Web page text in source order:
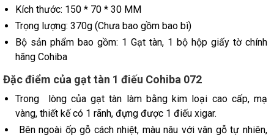
Kích thước: 150 * 70 * 30 MM
Trọng lượng: 370g (Chưa bao gồm bao bì)
Bộ sản phẩm bao gồm: 1 Gạt tàn, 1 bộ hộp giấy tờ chính
hãng Cohiba
Đặc điểm của gạt tàn 1 điếu Cohiba 072
Trong lòng của gạt tàn làm bằng kim loại cao cấp, mạ
vàng, thiết kế có 1 rãnh, đựng được 1 điếu xigar.
Bên ngoài ốp gỗ cách nhiệt, màu nâu với vân gỗ tự nhiên,